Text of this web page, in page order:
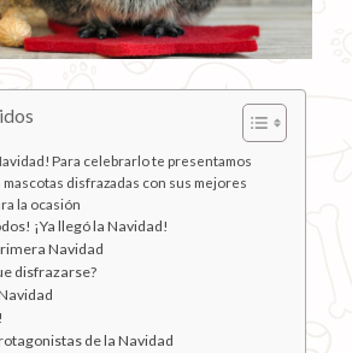
Para celebrarlo te presentamos
mascotas disfrazadas con sus mejores
la ocasión
¡Ya llegó la Navidad!
Navidad
disfrazarse?
de la Navidad